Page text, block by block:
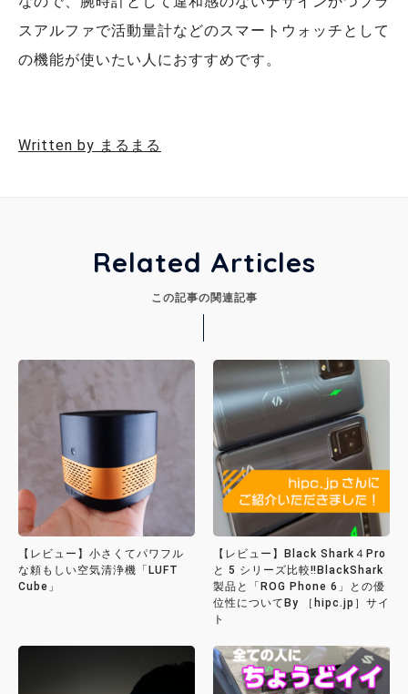
スアルファで活動量計などのスマートウォッチとして
の機能が使いたい人におすすめです。
Written by まるまる
Related Articles
この記事の関連記事
【レビュー】小さくてパワフル
な頼もしい空気清浄機「LUFT
Cube」
【レビュー】Black Shark４Pro
と 5 シリーズ比較‼BlackShark
製品と「ROG Phone 6」との優
位性についてBy ［hipc.jp］サイ
ト